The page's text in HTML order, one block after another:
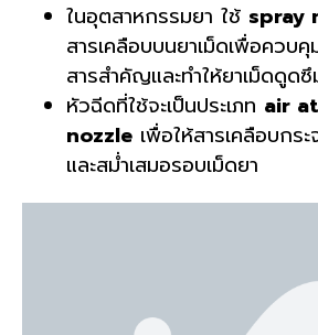
ในอุตสาหกรรมยา ใช้ spray
สารเคลือบบนยาเม็ดเพื่อควบ
สารสำคัญและทำให้ยาเม็ดดูด
หัวฉีดที่ใช้จะเป็นประเภท air
nozzle เพื่อให้สารเคลือบกร
และสม่ำเสมอรอบเม็ดยา